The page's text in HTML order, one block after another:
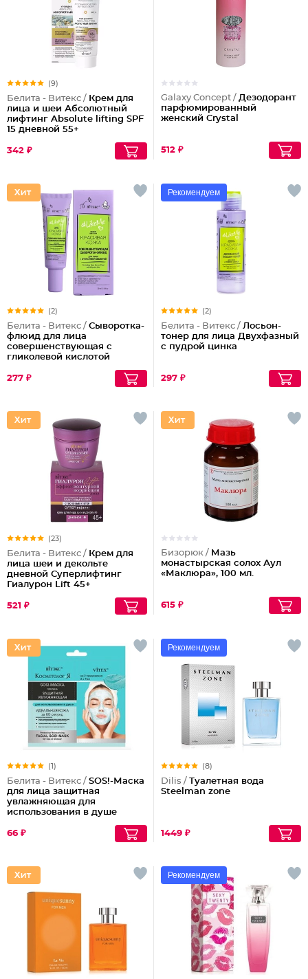
(9)
Белита - Витекс / Крем для
лица и шеи Абсолютный
лифтинг Absolute lifting SPF
15 дневной 55+
342 ₽
Galaxy Concept / Дезодорант
парфюмированный
женский Crystal
512 ₽
(2)
Белита - Витекс / Сыворотка-
флюид для лица
совершенствующая с
гликолевой кислотой
277 ₽
Рекомендуем
(2)
Белита - Витекс / Лосьон-
тонер для лица Двухфазный
с пудрой цинка
297 ₽
(23)
Белита - Витекс / Крем для
лица шеи и декольте
дневной Суперлифтинг
Гиалурон Lift 45+
521 ₽
Бизорюк / Мазь
монастырская солох Аул
«Маклюра», 100 мл.
615 ₽
(1)
Белита - Витекс / SOS!-Маска
для лица защитная
увлажняющая для
использования в душе
66 ₽
Рекомендуем
(8)
Dilis / Туалетная вода
Steelman zone
1449 ₽
Рекомендуем